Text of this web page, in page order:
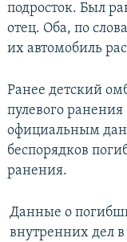
подросток. Был
отец. Оба, по
их автомобиль
Ранее детский
пулевого
официальным
беспорядков
ранения.
Данные о
внутренних дел в